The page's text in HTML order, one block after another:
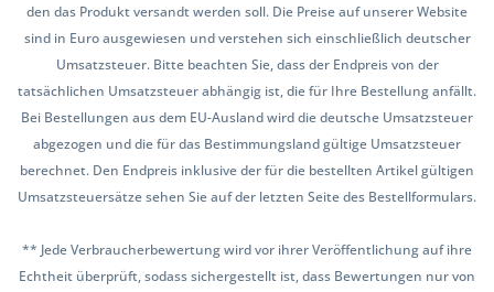
den das Produkt versandt werden soll. Die Preise auf unserer Website
sind in Euro ausgewiesen und verstehen sich einschließlich deutscher
Umsatzsteuer. Bitte beachten Sie, dass der Endpreis von der
tatsächlichen Umsatzsteuer abhängig ist, die für Ihre Bestellung anfällt.
Bei Bestellungen aus dem EU-Ausland wird die deutsche Umsatzsteuer
abgezogen und die für das Bestimmungsland gültige Umsatzsteuer
berechnet. Den Endpreis inklusive der für die bestellten Artikel gültigen
Umsatzsteuersätze sehen Sie auf der letzten Seite des Bestellformulars.
** Jede Verbraucherbewertung wird vor ihrer Veröffentlichung auf ihre
Echtheit überprüft, sodass sichergestellt ist, dass Bewertungen nur von